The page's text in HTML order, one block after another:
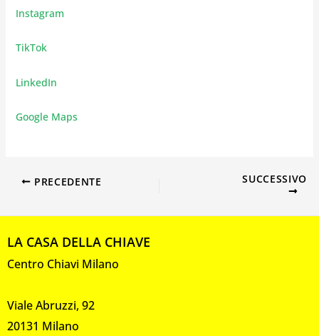
Instagram
TikTok
LinkedIn
Google Maps
PRECEDENTE SUCCESSIVO
LA CASA DELLA CHIAVE
Centro Chiavi Milano
Viale Abruzzi, 92
20131 Milano